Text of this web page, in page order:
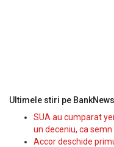
Ultimele stiri pe
SUA au cumparat
un deceniu, ca
Accor deschide